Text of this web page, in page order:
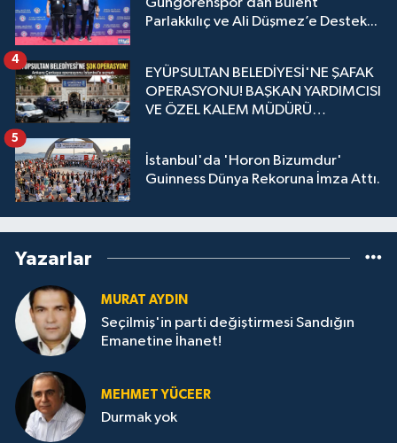
Parlakkılıç ve Ali Düşmez’e Destek...
EYÜPSULTAN BELEDİYESİ'NE ŞAFAK
OPERASYONU! BAŞKAN YARDIMCISI
VE ÖZEL KALEM MÜDÜRÜ
4
İstanbul'da 'Horon Bizumdur'
Guinness Dünya Rekoruna İmza Attı.
5
Yazarlar
MURAT AYDIN
Seçilmiş'in parti değiştirmesi Sandığın
Emanetine İhanet!
MEHMET YÜCEER
Durmak yok